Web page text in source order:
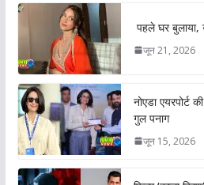
पहले घर बुलाया,
जून 21, 2026
नोएडा एयरपोर्ट
गुल पनाग
जून 15, 2026